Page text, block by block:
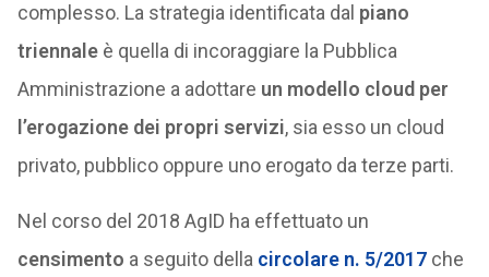
complesso. La strategia identificata dal piano
triennaleè quella di incoraggiare la Pubblica
Amministrazione a adottare un modello cloud per
l’erogazione dei propri servizi, sia esso un cloud
privato, pubblico oppure uno erogato da terze parti.
Nel corso del 2018 AgID ha effettuato un
censimento a seguito della circolare n. 5/2017che